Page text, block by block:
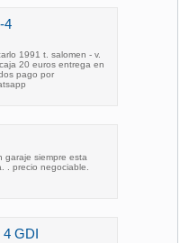
4
1991 t. salomen - v.
20 euros entrega en
pago por
garaje siempre esta
. precio negociable.
GDI